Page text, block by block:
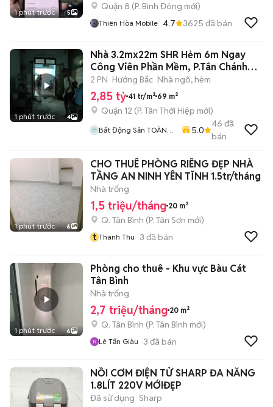
1 phút trước 5
Quận 8 (P. Bình Đông mới)
Thiên Hòa Mobile 4.7 3625 đã bán
1 phút trước 4
Nhà 3.2mx22m SHR Hẻm 6m Ngay
Công Viên Phần Mềm, P.Tân Chánh
Hiệp, Q12
2 PN Hướng Bắc Nhà ngõ, hẻm
2,85 tỷ 41 tr/m² 69 m²
Quận 12 (P. Tân Thới Hiệp mới)
Bất Động Sản TOÀN
5.0
46 đã
bán
1 phút trước 6
CHO THUÊ PHÒNG RIÊNG ĐẸP NHÀ
TẦNG AN NINH YÊN TĨNH 1.5tr/tháng
Nhà trống
1,5 triệu/tháng 20 m²
Q. Tân Bình (P. Tân Sơn mới)
t Thanh Thu 3 đã bán
1 phút trước 6
Phòng cho thuê - Khu vực Bàu Cát
Tân Bình
Nhà trống
2,7 triệu/tháng 20 m²
Q. Tân Bình (P. Tân Bình mới)
Lê Tấn Giàu 3 đã bán
NỒI CƠM ĐIỆN TỬ SHARP ĐA NĂNG
1.8LÍT 220V MỚIĐẸP
Đã sử dụng Sharp